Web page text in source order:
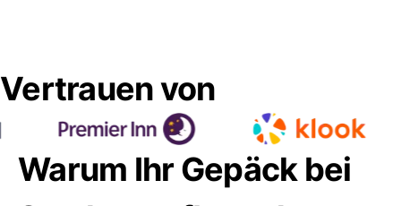
Vertrauen von
Warum Ihr Gepäck bei